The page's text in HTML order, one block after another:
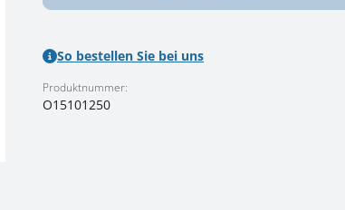
So bestellen Sie bei uns
Produktnummer:
O15101250